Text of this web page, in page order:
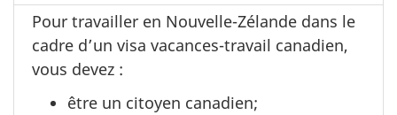
Pour travailler en Nouvelle-Zélande dans le
cadre d’un visa vacances-travail canadien,
vous devez :
être un citoyen canadien;